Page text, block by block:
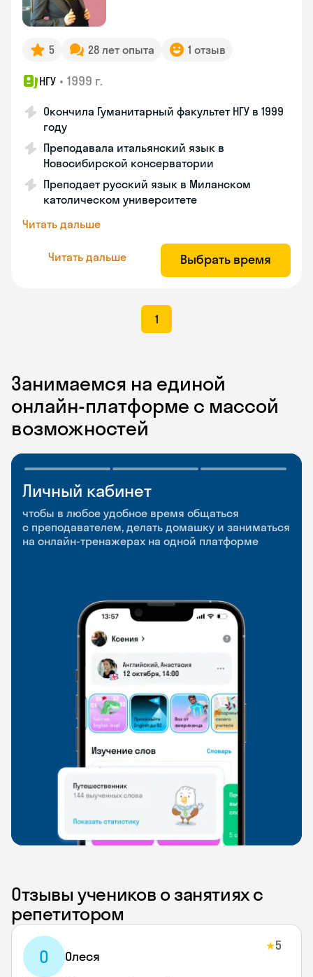
5 28 лет опыта 1 отзыв
НГУ • 1999 г.
Окончила Гуманитарный факультет НГУ в 1999
году
Преподавала итальянский язык в
Новосибирской консерватории
Преподает русский язык в Миланском
католическом университете
Читать дальше
Читать дальше Выбрать время
1
Занимаемся на единой
онлайн-платформе с массой
возможностей
Личный кабинет
чтобы в любое удобное время общаться
с преподавателем, делать домашку и заниматься
на онлайн-тренажерах на одной платформе
Мобильное
приложение
чтобы заниматься и изучать новые слова где
и когда удобно
Разговорные клубы
и Talks
Групповые занятия для разговорной практики
и индивидуальные встречи с преподавателями
Отзывы учеников о занятиях с
репетитором
О Олеся
★5